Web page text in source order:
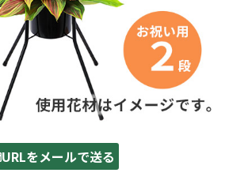
URLをメールで送る